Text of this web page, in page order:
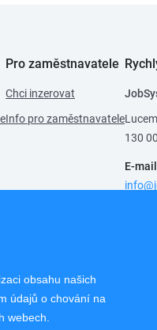
Pro zaměstnavatele
Chci inzerovat
Info pro zaměstnavatele
130
E-mail
obsahu našich
údajů o chování na
webech.